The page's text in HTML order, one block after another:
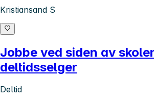
Kristiansand S
Jobbe ved siden av
deltidsselger
Deltid